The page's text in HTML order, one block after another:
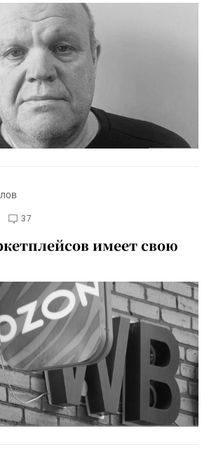
37
имеет свою